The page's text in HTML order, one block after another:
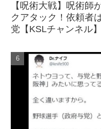
【呪術大戦】呪術師
クアタック！依頼者
党【KSLチャンネル】